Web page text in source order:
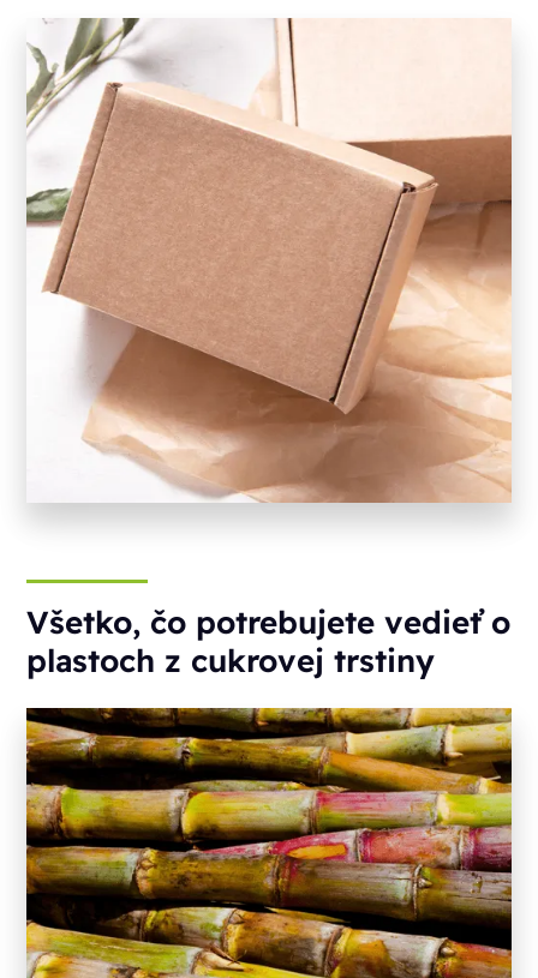
Všetko, čo potrebujete vedieť o
plastoch z cukrovej trstiny